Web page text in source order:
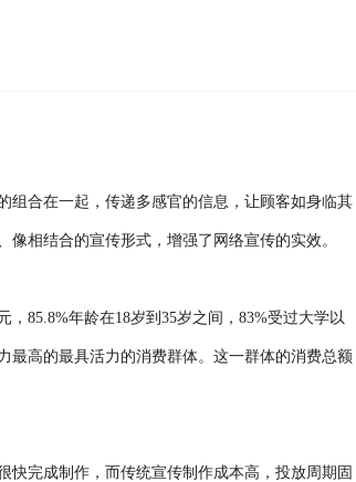
组合在一起，传递多感官的信息，让顾客如身临其
相结合的宣传形式，增强了网络宣传的实效。
85.8%年龄在18岁到35岁之间，83%受过大学以
最高的最具活力的消费群体。这一群体的消费总额
快完成制作，而传统宣传制作成本高，投放周期固